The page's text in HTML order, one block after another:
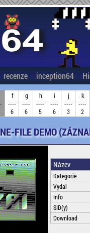
recenze inception64
f
----
6
g
----
6
h
----
5
i
----
6
j
----
3
k
----
2
FILE DEMO
Název
Kategorie
Vydal
Info
SID(y)
Download